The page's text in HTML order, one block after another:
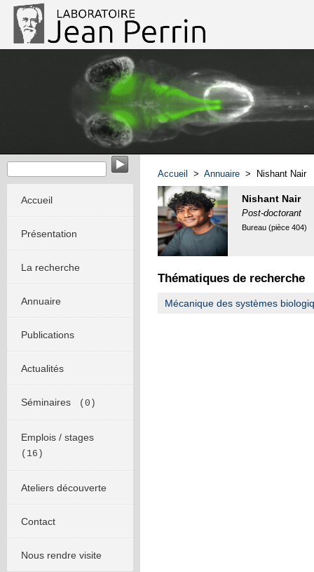
Imagerie calcique et comportement du poisson zèbre et
Accueil
Présentation
La recherche
Annuaire
Publications
Actualités
Séminaires (0)
Emplois / stages
(16)
Ateliers découverte
Contact
Nous rendre visite
Accueil > Annuaire > Nishant Nair
Nishant Nair
Post-doctorant
Bureau (pièce 404)
Thématiques de recherche
Mécanique des systèmes